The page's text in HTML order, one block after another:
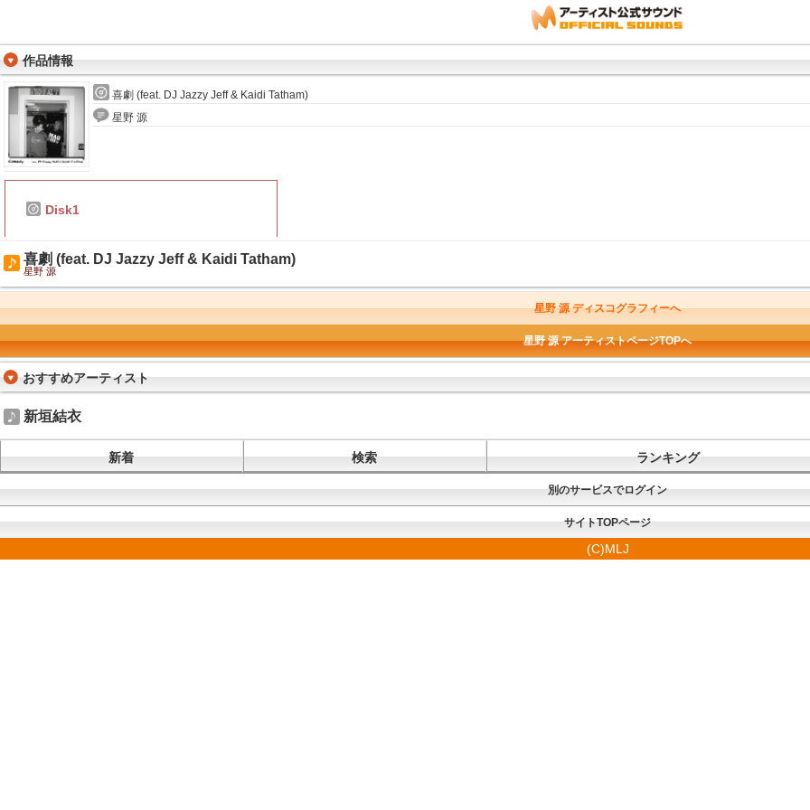
作品情報
喜劇 (feat. DJ Jazzy Jeff & Kaidi Tatham)
星野 源
Disk1
喜劇 (feat. DJ Jazzy Jeff & Kaidi Tatham)
星野 源
星野 源 ディスコグラフィーへ
星野 源 アーティストページTOPへ
おすすめアーティスト
新垣結衣
新着 検索 ランキング
別のサービスでログイン
サイトTOPページ
(C)MLJ